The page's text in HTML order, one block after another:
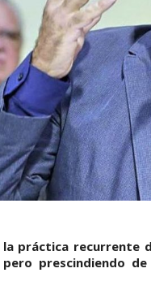
práctica recurrente
pero prescindiendo